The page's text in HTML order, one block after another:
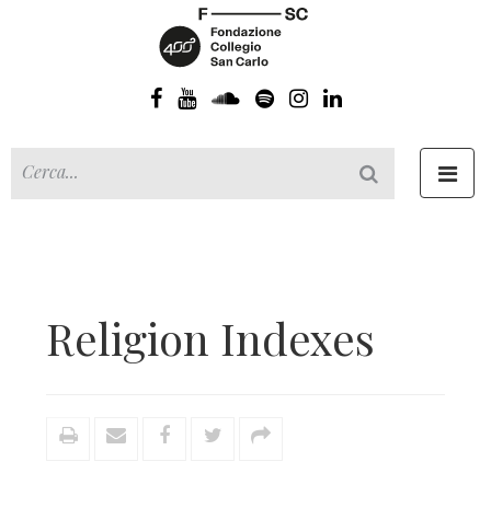
Religion Indexes